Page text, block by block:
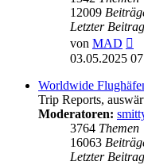
12009
Letzter Beitrag
von MAD
03.05.2025
Worldwide
Trip Reports,
Moderatoren:
3764 Themen
16063
Letzter Beitrag